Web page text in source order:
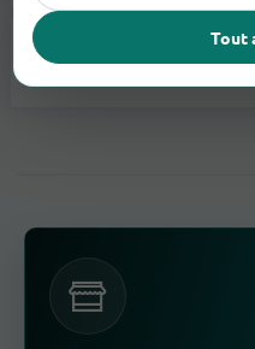
Lunettes
Tout